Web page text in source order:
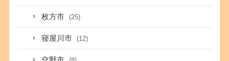
枚方市 (25)
寝屋川市 (12)